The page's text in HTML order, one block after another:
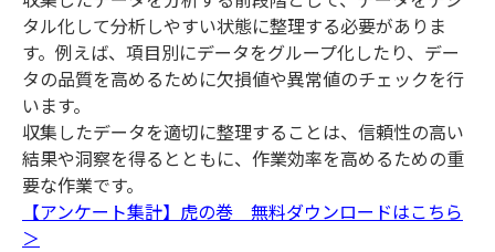
タル化して分析しやすい状態に整理する必要がありま
す。例えば、項目別にデータをグループ化したり、デー
タの品質を高めるために欠損値や異常値のチェックを行
います。
収集したデータを適切に整理することは、信頼性の高い
結果や洞察を得るとともに、作業効率を高めるための重
要な作業です。
【アンケート集計】虎の巻 無料ダウンロードはこちら
＞